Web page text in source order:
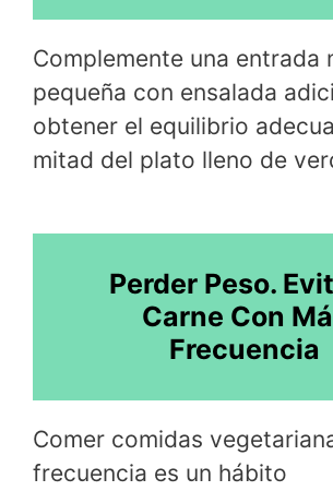
Complemente una entrada
pequeña con ensalada
obtener el equilibrio
mitad del plato lleno de
Perder Peso.
Carne Con
Frecuencia
Comer comidas
frecuencia es un hábito